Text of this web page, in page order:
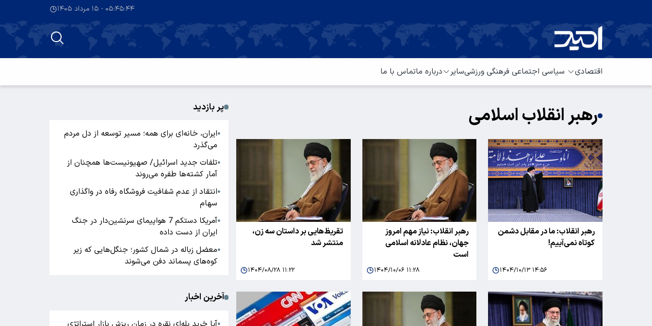
۰۵:۴۵:۴۵ - ۱۵ مرداد ۱۴۰۵
اقتصادی سیاسی اجتماعی فرهنگی ورزشیسایر درباره ماتماس با ما
رهبر انقلاب اسلامی
رهبر انقلاب: ما در مقابل دشمن
کوتاه نمی‌آییم!
۱۴۰۴/۱۰/۱۳ ۱۴:۵۶
رهبر انقلاب: نیاز مهم امروز
جهان، نظام عادلانه اسلامی
است
۱۴۰۴/۱۰/۰۶ ۱۱:۲۸
تقریظ‌هایی بر داستان سه زن،
منتشر شد
۱۴۰۴/۰۸/۲۸ ۱۱:۲۲
پر بازدید
●ایران، خانه‌ای برای همه؛ مسیر توسعه از دل مردم
می‌گذرد
●تلفات جدید اسرائیل/ صهیونیست‌ها همچنان از
آمار کشته‌ها طفره می‌روند
●انتقاد از عدم شفافیت فروشگاه رفاه در واگذاری
سهام
●
آمریکا دستکم 7 هواپیمای سرنشین‌دار در جنگ
ایران از دست داده
●معضل زباله در شمال کشور؛ جنگل‌هایی که زیر
کوه‌های پسماند دفن می‌شوند
آخرین اخبار
●